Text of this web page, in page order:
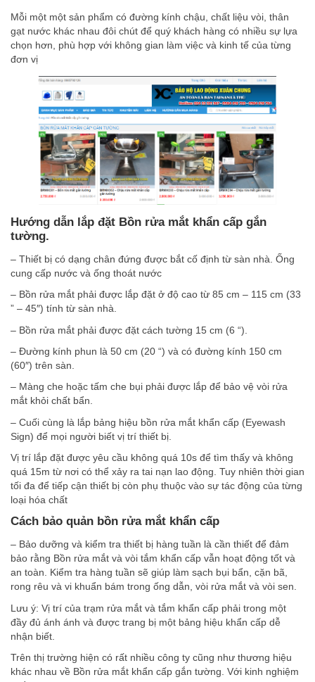
Mỗi một một sản phẩm có đường kính chậu, chất liệu vòi, thân
gạt nước khác nhau đôi chút để quý khách hàng có nhiều sự lựa
chọn hơn, phù hợp với không gian làm việc và kinh tế của từng
đơn vị
Hướng dẫn lắp đặt Bồn rửa mắt khẩn cấp gắn
tường.
– Thiết bị có dạng chân đứng được bắt cố định từ sàn nhà. Ống
cung cấp nước và ống thoát nước
– Bồn rửa mắt phải được lắp đặt ở độ cao từ 85 cm – 115 cm (33
” – 45″) tính từ sàn nhà.
– Bồn rửa mắt phải được đặt cách tường 15 cm (6 “).
– Đường kính phun là 50 cm (20 “) và có đường kính 150 cm
(60″) trên sàn.
– Màng che hoặc tấm che bụi phải được lắp để bảo vệ vòi rửa
mắt khỏi chất bẩn.
– Cuối cùng là lắp bảng hiệu bồn rửa mắt khẩn cấp (Eyewash
Sign) để mọi người biết vị trí thiết bị.
Vị trí lắp đặt được yêu cầu không quá 10s để tìm thấy và không
quá 15m từ nơi có thể xảy ra tai nạn lao động. Tuy nhiên thời gian
tối đa để tiếp cận thiết bị còn phụ thuộc vào sự tác động của từng
loại hóa chất
Cách bảo quản bồn rửa mắt khẩn cấp
– Bảo dưỡng và kiểm tra thiết bị hàng tuần là cần thiết để đảm
bảo rằng Bồn rửa mắt và vòi tắm khẩn cấp vẫn hoạt động tốt và
an toàn. Kiểm tra hàng tuần sẽ giúp làm sạch bụi bẩn, cặn bã,
rong rêu và vi khuẩn bám trong ống dẫn, vòi rửa mắt và vòi sen.
Lưu ý: Vị trí của trạm rửa mắt và tắm khẩn cấp phải trong một
đầy đủ ánh ánh và được trang bị một bảng hiệu khẩn cấp dễ
nhận biết.
Trên thị trường hiện có rất nhiều công ty cũng như thương hiệu
khác nhau về Bồn rửa mắt khẩn cấp gắn tường. Với kinh nghiệm